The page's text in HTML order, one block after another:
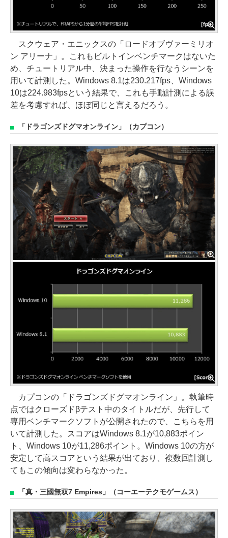
スクウェア・エニックスの「ロードオブヴァーミリオ
ン アリーナ」。これもビルトインベンチマークはないた
め、チュートリアル中、決まった操作を行なうシーンを
用いて計測した。Windows 8.1は230.217fps、Windows
10は224.983fpsという結果で、これも手動計測による誤
差を考慮すれば、ほぼ同じと言えるだろう。
「ドラゴンズドグマオンライン」（カプコン）
カプコンの「ドラゴンズドグマオンライン」。執筆時
点ではクローズドβテスト中のタイトルだが、先行して
専用ベンチマークソフトが公開されたので、こちらを用
いて計測した。スコアはWindows 8.1が10,883ポイン
ト、Windows 10が11,286ポイント。Windows 10の方が
安定して高スコアという結果が出ており、複数回計測し
てもこの傾向は変わらなかった。
「真・三國無双7 Empires」（コーエーテクモゲームス）